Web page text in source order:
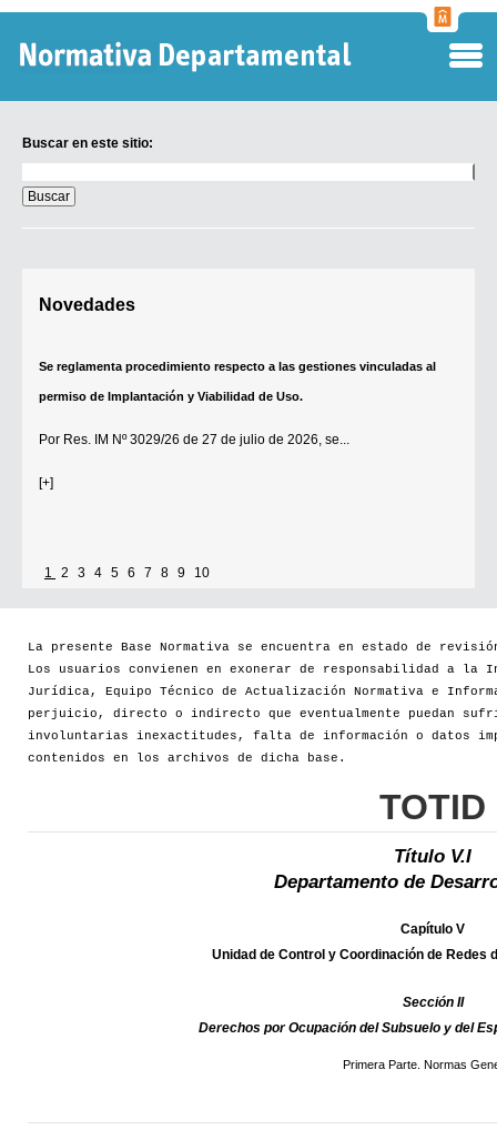
Buscar en este sitio:
en
este
sitio:
Novedades
Se reglamenta procedimiento respecto a las gestiones vinculadas al
permiso de Implantación y Viabilidad de Uso.
Por Res. IM Nº 3029/26 de 27 de julio de 2026, se...
[+]
1 2 3 4 5 6 7 8 9 10
La presente Base Normativa se encuentra en estado de
Los usuarios convienen en exonerar de responsabilidad a la
Jurídica, Equipo Técnico de Actualización Normativa e
perjuicio, directo o indirecto que eventualmente puedan
involuntarias inexactitudes, falta de información o datos
contenidos en los archivos de dicha base.
TOTID
Título V.I
Departamento de
Capítulo V
Unidad de Control y Coordinación de Redes
Sección II
Derechos por Ocupación del Subsuelo y del
Primera Parte. Normas